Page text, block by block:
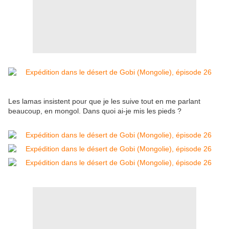
Les lamas insistent pour que je les suive tout en me parlant
beaucoup, en mongol. Dans quoi ai-je mis les pieds ?